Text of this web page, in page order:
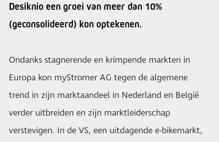
Desiknio een groei van meer dan 10%
(geconsolideerd) kon optekenen.
Ondanks stagnerende en krimpende markten in
Europa kon myStromer AG tegen de algemene
trend in zijn marktaandeel in Nederland en België
verder uitbreiden en zijn marktleiderschap
verstevigen. In de VS, een uitdagende e-bikemarkt,